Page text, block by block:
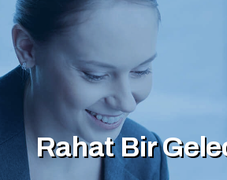
Güvende Olmanın
Rahat Bir